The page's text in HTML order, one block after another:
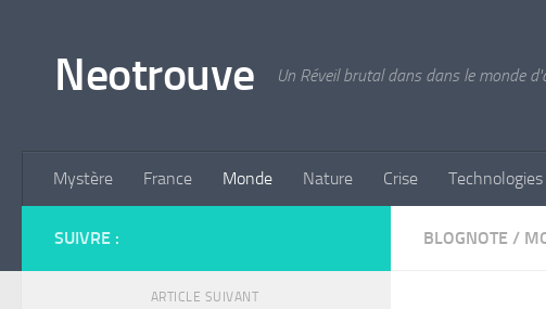
Neotrouve Un Réveil brutal dans dans le monde
Mystère France Monde Nature Crise Technologies
BLOGNOTE /
SUIVRE :
ARTICLE SUIVANT